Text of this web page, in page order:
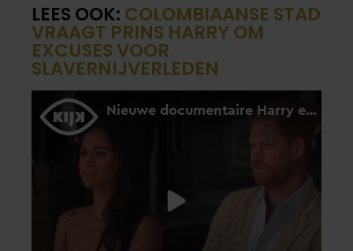
LEES OOK: COLOMBIAANSE STAD
VRAAGT PRINS HARRY OM
EXCUSES VOOR
SLAVERNIJVERLEDEN